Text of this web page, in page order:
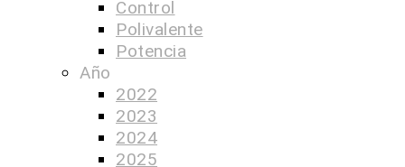
Control
Polivalente
Potencia
Año
2022
2023
2024
2025